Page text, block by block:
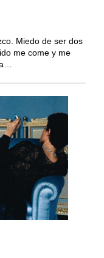
Miedo de ser dos
me come y me